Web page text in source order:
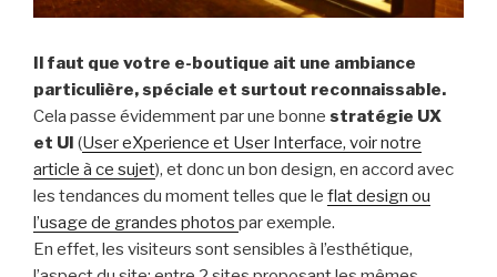
Il faut que votre e-boutique ait une ambiance
particulière, spéciale et surtout reconnaissable.
Cela passe évidemment par une bonne stratégie UX
et UI (User eXperience et User Interface, voir notre
article à ce sujet), et donc un bon design, en accord avec
les tendances du moment telles que le flat design ou
l’usage de grandes photos par exemple.
En effet, les visiteurs sont sensibles à l’esthétique,